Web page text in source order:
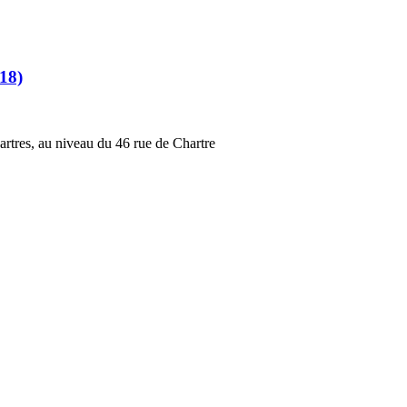
au niveau du 46 rue de Chartre